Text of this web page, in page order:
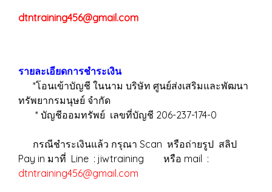
dtntraining456@gmail.com
รายละเอียดการชำระเงิน
*โอนเข้าบัญชี ในนาม บริษัท ศูนย์ส่งเสริมและพัฒนา
ทรัพยากรมนุษย์ จำกัด
* บัญชีออมทรัพย์ เลขที่บัญชี 206-237-174-0
กรณีชำระเงินแล้ว กรุณา Scan หรือถ่ายรูป สลิป
Pay in มาที่ Line : jiwtraining หรือ mail :
dtntraining456@gmail.com